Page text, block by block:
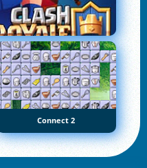
Connect 2